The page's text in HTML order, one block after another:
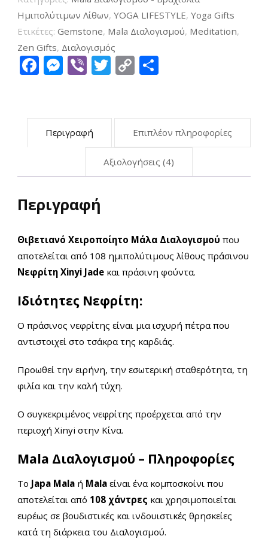
Xinyi
Jade
με
πράσινη
Ημιπολύτιμων Λίθων, YOGA LIFESTYLE, Υoga Gifts
Ετικέτες: Gemstone, Mala Διαλογισμού, Meditation,
Zen Gifts, Διαλογισμός
Facebook
Messenger
ViberTwitter
Copy
Περιγραφή Επιπλέον πληροφορίες
Αξιολογήσεις (4)
Περιγραφή
Θιβετιανό Χειροποίητο Μάλα Διαλογισμού που
αποτελείται από 108 ημιπολύτιμους λίθους πράσινου
Νεφρίτη Xinyi Jade και πράσινη φούντα.
Ιδιότητες Νεφρίτη:
Ο πράσινος νεφρίτης είναι μια ισχυρή πέτρα που
αντιστοιχεί στο τσάκρα της καρδιάς.
Προωθεί την ειρήνη, την εσωτερική σταθερότητα, τη
φιλία και την καλή τύχη.
Ο συγκεκριμένος νεφρίτης προέρχεται από την
περιοχή Xinyi στην Κίνα.
Mala Διαλογισμού – Πληροφορίες
Το Japa Mala ή Mala είναι ένα κομποσκοίνι που
αποτελείται από 108 χάντρες και χρησιμοποιείται
ευρέως σε βουδιστικές και ινδουιστικές θρησκείες
κατά τη διάρκεια του Διαλογισμού.